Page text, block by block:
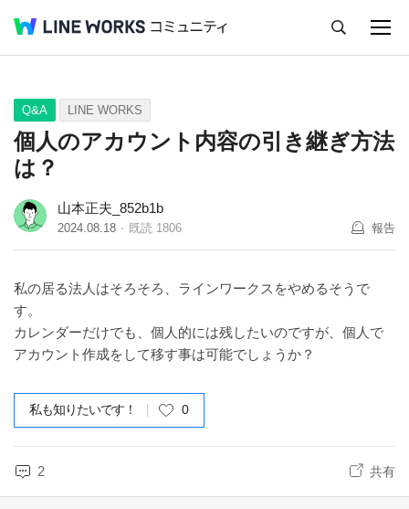
Q&A Tips Ideas
Q&A LINE WORKS
個人のアカウント内容の引き継ぎ方法
は？
山本正夫_852b1b
2024.08.18 既読 1806 報告
私の居る法人はそろそろ、ラインワークスをやめるそうで
す。
カレンダーだけでも、個人的には残したいのですが、個人で
アカウント作成をして移す事は可能でしょうか？
私も知りたいです！ 0
2 共有